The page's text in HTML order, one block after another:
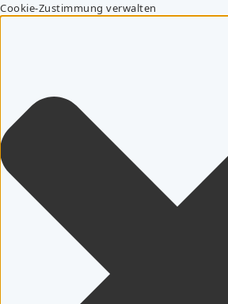
Cookie-Zustimmung verwalten